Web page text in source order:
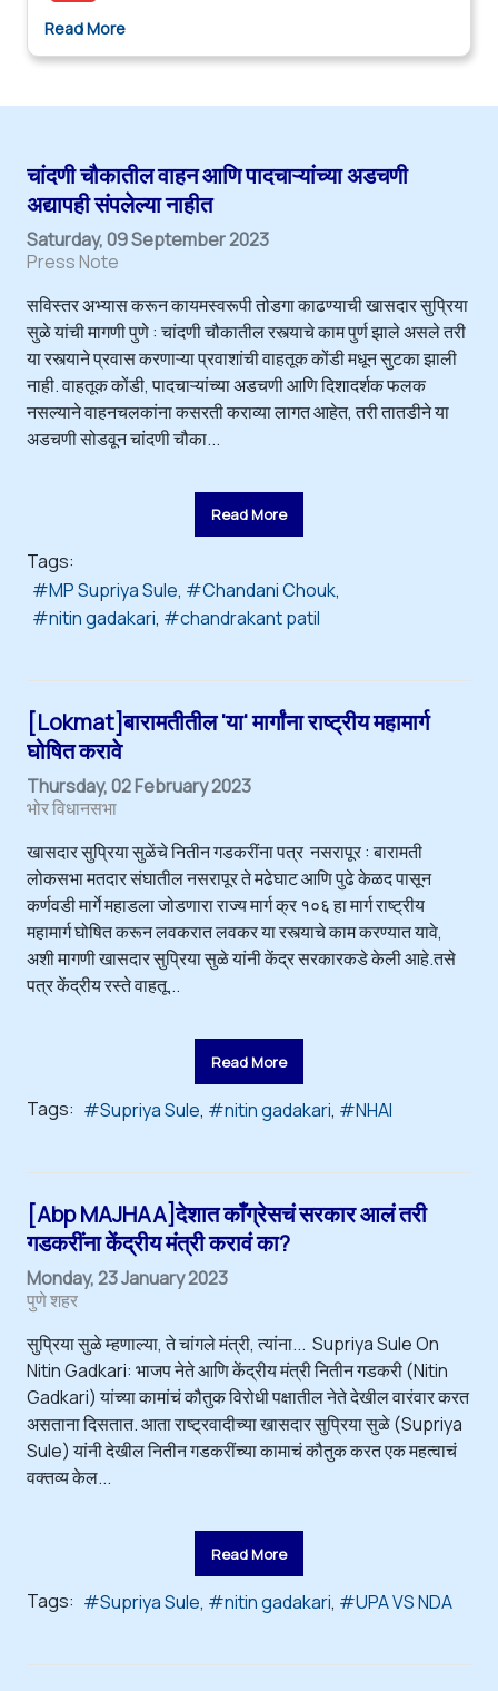
Read More
चांदणी चौकातील वाहन आणि पादचाऱ्यांच्या अडचणी
अद्यापही संपलेल्या नाहीत
Saturday, 09 September 2023
Press Note
सविस्तर अभ्यास करून कायमस्वरूपी तोडगा काढण्याची खासदार सुप्रिया
सुळे यांची मागणी पुणे : चांदणी चौकातील रस्त्याचे काम पुर्ण झाले असले तरी
या रस्त्याने प्रवास करणाऱ्या प्रवाशांची वाहतूक कोंडी मधून सुटका झाली
नाही. वाहतूक कोंडी, पादचाऱ्यांच्या अडचणी आणि दिशादर्शक फलक
नसल्याने वाहनचलकांना कसरती कराव्या लागत आहेत, तरी तातडीने या
अडचणी सोडवून चांदणी चौका...
Read More
Tags:
MP Supriya Sule
Chandani Chouk
nitin gadakari
chandrakant patil
[Lokmat]बारामतीतील 'या' मार्गांना राष्ट्रीय महामार्ग
घोषित करावे
Thursday, 02 February 2023
भोर विधानसभा
खासदार सुप्रिया सुळेंचे नितीन गडकरींना पत्र नसरापूर : बारामती
लोकसभा मतदार संघातील नसरापूर ते मढेघाट आणि पुढे केळद पासून
कर्णवडी मार्गे महाडला जोडणारा राज्य मार्ग क्र १०६ हा मार्ग राष्ट्रीय
महामार्ग घोषित करून लवकरात लवकर या रस्त्याचे काम करण्यात यावे,
अशी मागणी खासदार सुप्रिया सुळे यांनी केंद्र सरकारकडे केली आहे.तसे
पत्र केंद्रीय रस्ते वाहतू...
Read More
Tags: Supriya Sule nitin gadakari NHAI
[Abp MAJHAA]देशात काँग्रेसचं सरकार आलं तरी
गडकरींना केंद्रीय मंत्री करावं का?
Monday, 23 January 2023
पुणे शहर
सुप्रिया सुळे म्हणाल्या, ते चांगले मंत्री, त्यांना... Supriya Sule On
Nitin Gadkari: भाजप नेते आणि केंद्रीय मंत्री नितीन गडकरी (Nitin
Gadkari) यांच्या कामांचं कौतुक विरोधी पक्षातील नेते देखील वारंवार करत
असताना दिसतात. आता राष्ट्रवादीच्या खासदार सुप्रिया सुळे (Supriya
Sule) यांनी देखील नितीन गडकरींच्या कामाचं कौतुक करत एक महत्वाचं
वक्तव्य केल...
Read More
Tags: Supriya Sule nitin gadakari UPA VS NDA